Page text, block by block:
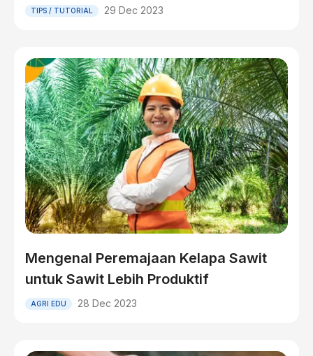
TIPS / TUTORIAL 29 Dec 2023
Mengenal Peremajaan Kelapa Sawit
untuk Sawit Lebih Produktif
AGRI EDU 28 Dec 2023